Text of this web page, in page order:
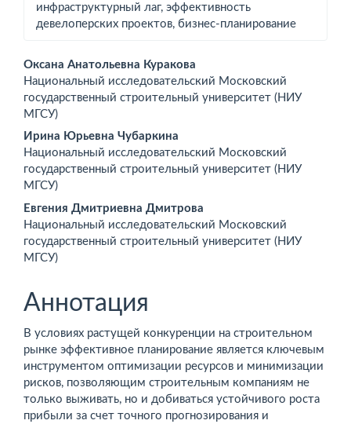
инфраструктурный лаг, эффективность
девелоперских проектов, бизнес-­планирование
Основное
содержимое
статьи
Оксана Анатольевна Куракова
Национальный исследовательский Московский
государственный строительный университет (НИУ
МГСУ)
Ирина Юрьевна Чубаркина
Национальный исследовательский Московский
государственный строительный университет (НИУ
МГСУ)
Евгения Дмитриевна Дмитрова
Национальный исследовательский Московский
государственный строительный университет (НИУ
МГСУ)
Аннотация
В условиях растущей конкуренции на строительном
рынке эффективное планирование является ключевым
инструментом оптимизации ресурсов и минимизации
рисков, позволяющим строительным компаниям не
только выживать, но и добиваться устойчивого роста
прибыли за счет ­точного прогно­зирования и